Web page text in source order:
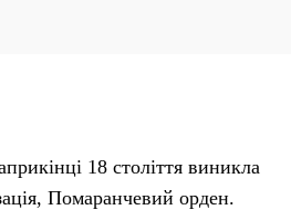
18 століття виникла
Помаранчевий орден.